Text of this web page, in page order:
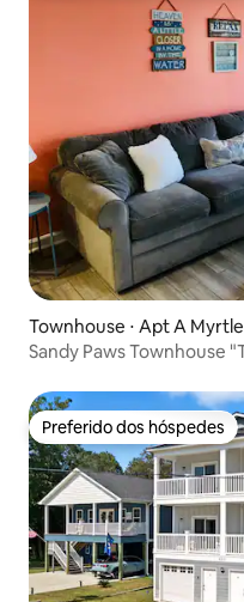
Townhouse ⋅ Apt A
Sandy Paws Townhouse
Preferido dos hóspedes
Preferido dos hóspedes